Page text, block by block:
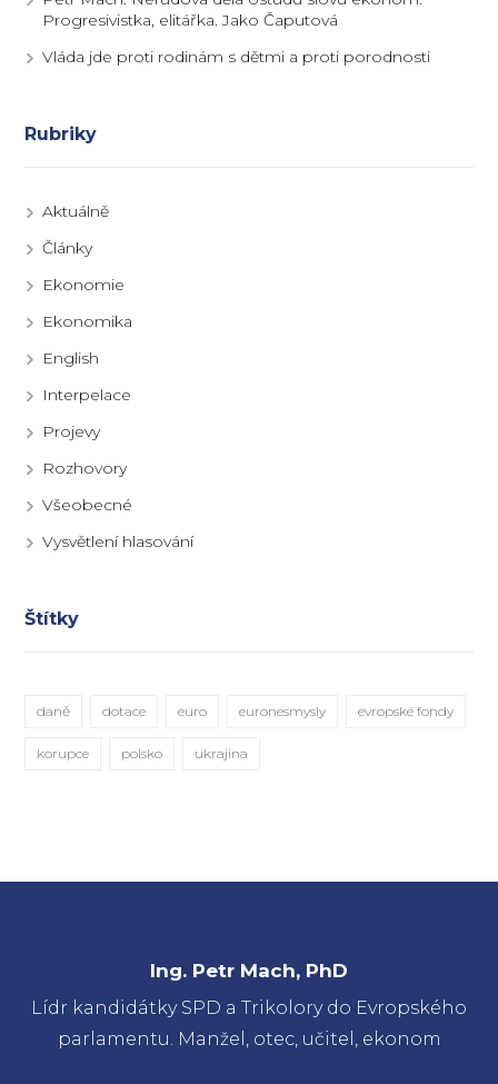
Progresivistka, elitářka. Jako Čaputová
Vláda jde proti rodinám s dětmi a proti porodnosti
Rubriky
Aktuálně
Články
Ekonomie
Ekonomika
English
Interpelace
Projevy
Rozhovory
Všeobecné
Vysvětlení hlasování
Štítky
daně dotace euro euronesmysly evropské fondy
korupce polsko ukrajina
Ing. Petr Mach, PhD
Lídr kandidátky SPD a Trikolory do Evropského
parlamentu. Manžel, otec, učitel, ekonom